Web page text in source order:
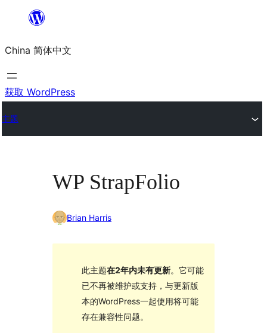
内
容
China 简体中文
获取 WordPress
主题
WP StrapFolio
Brian Harris
此主题在2年内未有更新。它可能
已不再被维护或支持，与更新版
本的WordPress一起使用将可能
存在兼容性问题。